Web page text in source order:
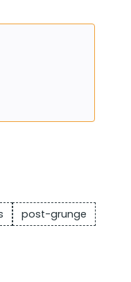
post-grunge